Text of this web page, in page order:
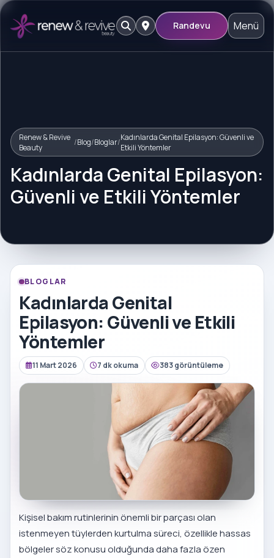
Randevu Menü
Renew & Revive
Beauty
/Blog/Bloglar/Kadınlarda Genital Epilasyon: Güvenli ve
Etkili Yöntemler
Kadınlarda Genital Epilasyon:
Güvenli ve Etkili Yöntemler
BLOGLAR
Kadınlarda Genital
Epilasyon: Güvenli ve Etkili
Yöntemler
11 Mart 2026 7 dk okuma 383 görüntüleme
Kişisel bakım rutinlerinin önemli bir parçası olan
istenmeyen tüylerden kurtulma süreci, özellikle hassas
bölgeler söz konusu olduğunda daha fazla özen